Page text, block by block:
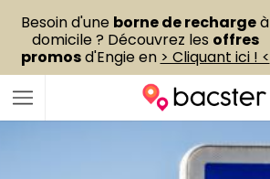
Besoin d'une borne de rechargeà
domicile ? Découvrez les offres
promosd'Engie en > Cliquant ici ! <